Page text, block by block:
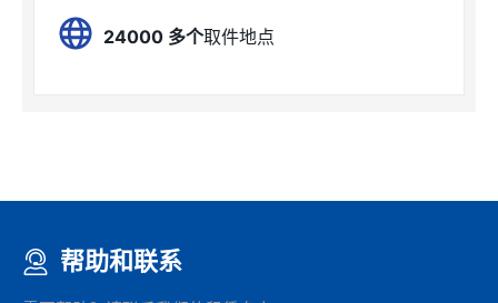
24000 多个取件地点
帮助和联系